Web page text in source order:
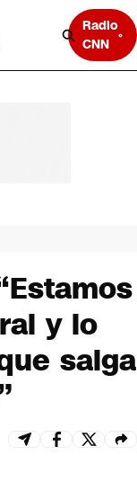
Radio
CNN
y lo
salga